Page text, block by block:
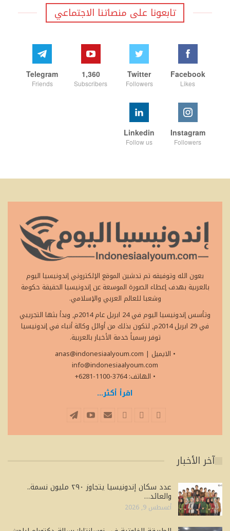
تابعونا على منصاتنا الاجتماعي
Facebook
Likes
Twitter
Followers
1,360
Subscribers
Telegram
Friends
Instagram
Followers
Linkedin
Follow us
بعون الله وتوفيقه تم تدشين الموقع الإلكتروني إندونيسيا اليوم
بالعربية بهدف إعطاء الصورة الموسعة عن إندونيسيا الحقيقة حكومة
وشعبا للعالم العربي والإسلامي.
وتأسس إندونيسيا اليوم في 24 ابريل عام 2014م, وبدأ بثها التجريبي
في 29 ابريل 2014م, لتكون بذلك من أوائل وكالة أنباء في إندونيسيا
توفر رسمياً خدمة الأخبار بالعربية.
• الايميل
anas@indonesiaalyoum.com |
info@indonesiaalyoum.com
• الهاتف: 3764-1100-6281+
اقرأ أكثر...
آخر الأخبار
عدد سكان إندونيسيا يتجاوز ٢٩٠ مليون نسمة..
والعائد…
أغسطس 9, 2026